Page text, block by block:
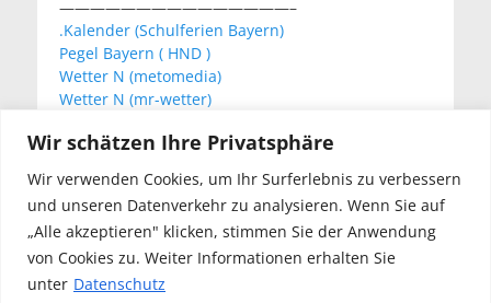
Wir schätzen Ihre Privatsphäre
Wir verwenden Cookies, um Ihr Surferlebnis zu verbessern
und unseren Datenverkehr zu analysieren. Wenn Sie auf
„Alle akzeptieren" klicken, stimmen Sie der Anwendung
von Cookies zu. Weiter Informationen erhalten Sie
unter Datenschutz
———————————————–
.Kalender (Schulferien Bayern)
Pegel Bayern ( HND )
Wetter N (metomedia)
Wetter N (mr-wetter)
KVN Newsletter
Your email: